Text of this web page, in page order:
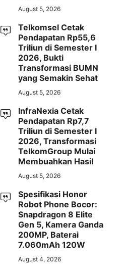
August 5, 2026
Telkomsel Cetak
Pendapatan Rp55,6
Triliun di Semester I
2026, Bukti
Transformasi BUMN
yang Semakin Sehat
August 5, 2026
InfraNexia Cetak
Pendapatan Rp7,7
Triliun di Semester I
2026, Transformasi
TelkomGroup Mulai
Membuahkan Hasil
August 5, 2026
Spesifikasi Honor
Robot Phone Bocor:
Snapdragon 8 Elite
Gen 5, Kamera Ganda
200MP, Baterai
7.060mAh 120W
August 4, 2026